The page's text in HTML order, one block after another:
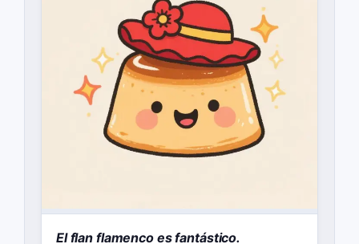
El flan flamenco es fantástico.